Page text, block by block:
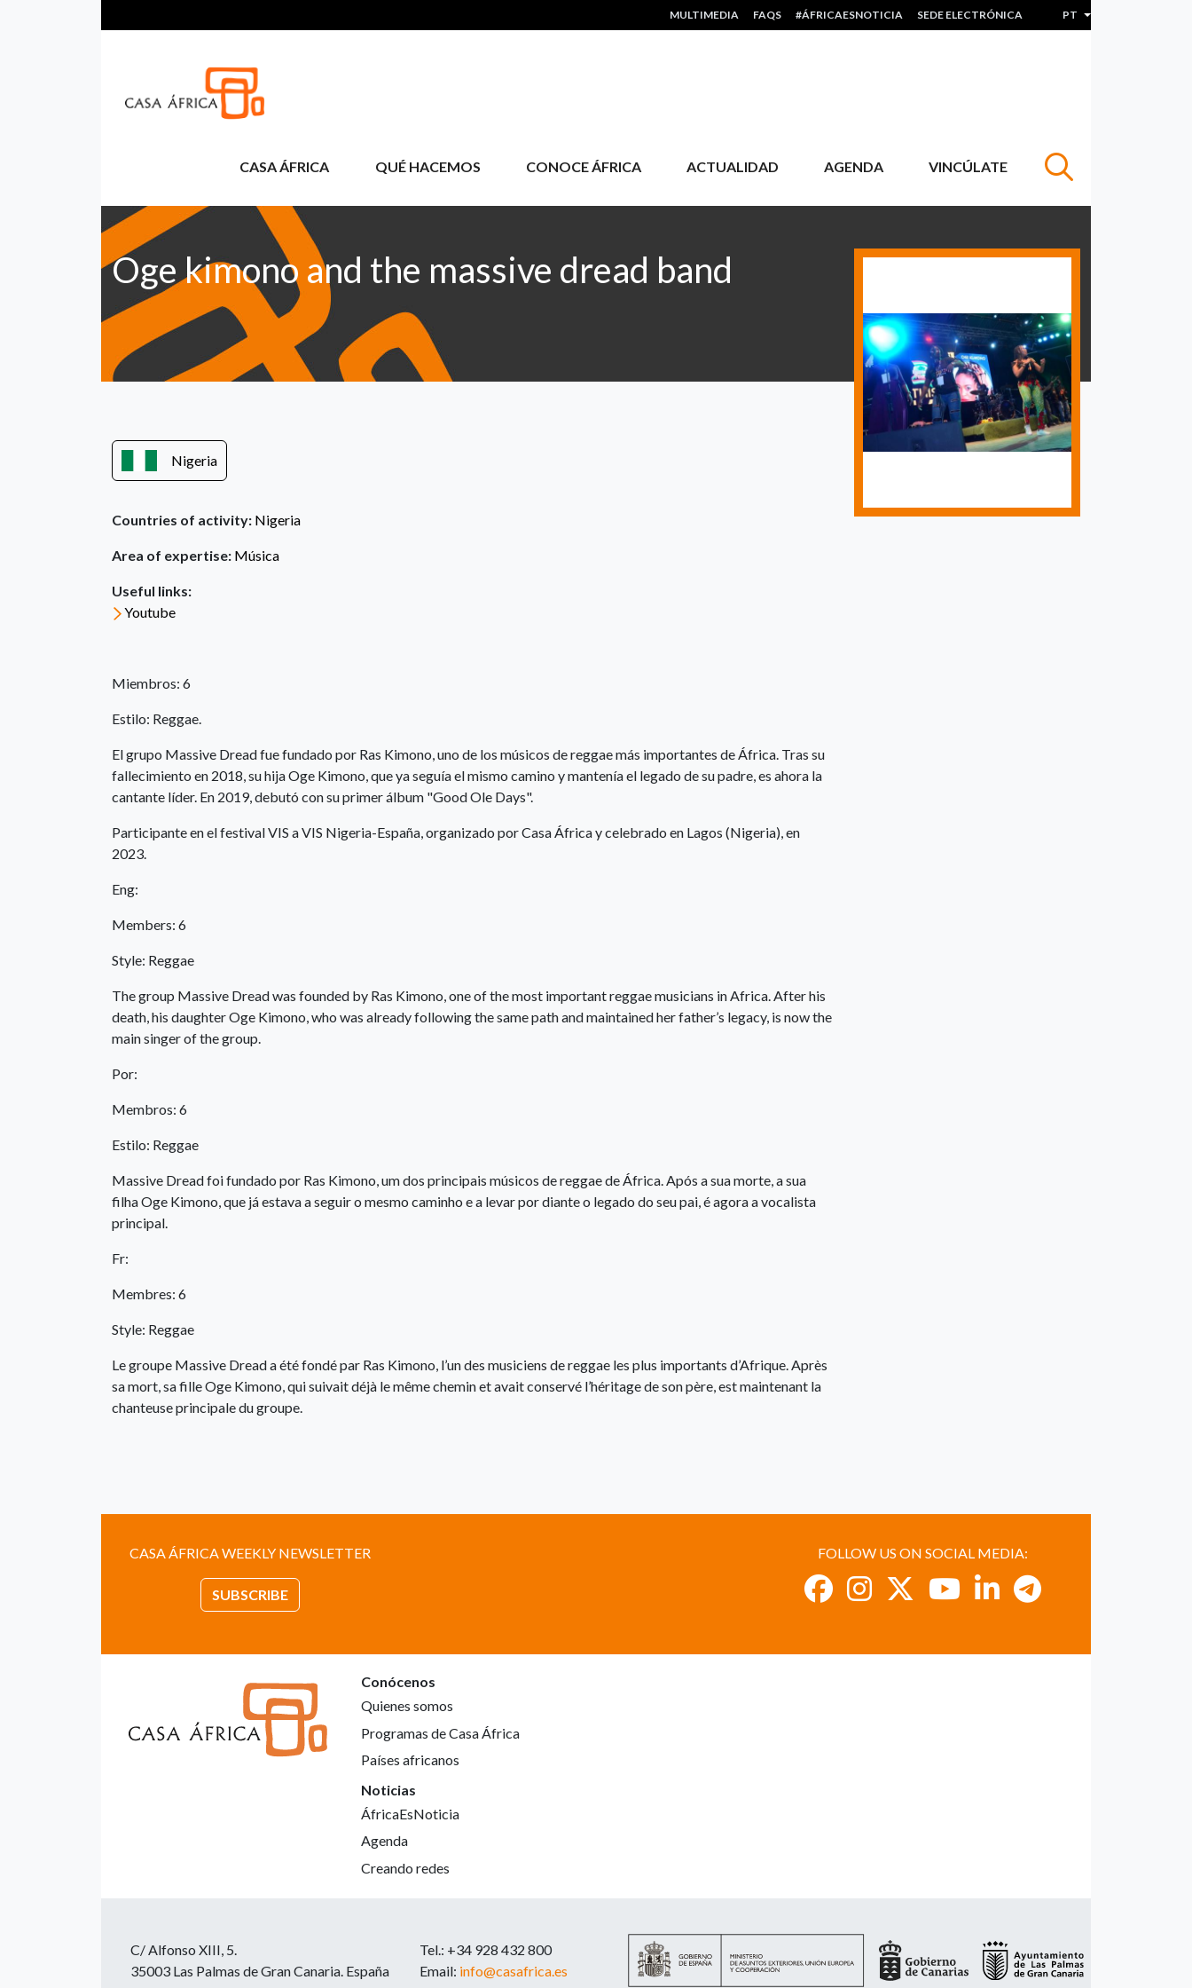
HEADER MENU
MULTIMEDIA FAQS #ÁFRICAESNOTICIA SEDE ELECTRÓNICA PT Lista de ações
CASA ÁFRICA QUÉ HACEMOS CONOCE ÁFRICA ACTUALIDAD AGENDA VINCÚLATE
Oge kimono and the massive dread band
Nigeria
Countries of activity: Nigeria
Area of expertise: Música
Useful links:
Youtube
Miembros: 6
Estilo: Reggae.
El grupo Massive Dread fue fundado por Ras Kimono, uno de los músicos de reggae más importantes de África. Tras su
fallecimiento en 2018, su hija Oge Kimono, que ya seguía el mismo camino y mantenía el legado de su padre, es ahora la
cantante líder. En 2019, debutó con su primer álbum "Good Ole Days".
Participante en el festival VIS a VIS Nigeria-España, organizado por Casa África y celebrado en Lagos (Nigeria), en
2023.
Eng:
Members: 6
Style: Reggae
The group Massive Dread was founded by Ras Kimono, one of the most important reggae musicians in Africa. After his
death, his daughter Oge Kimono, who was already following the same path and maintained her father’s legacy, is now the
main singer of the group.
Por:
Membros: 6
Estilo: Reggae
Massive Dread foi fundado por Ras Kimono, um dos principais músicos de reggae de África. Após a sua morte, a sua
filha Oge Kimono, que já estava a seguir o mesmo caminho e a levar por diante o legado do seu pai, é agora a vocalista
principal.
Fr:
Membres: 6
Style: Reggae
Le groupe Massive Dread a été fondé par Ras Kimono, l’un des musiciens de reggae les plus importants d’Afrique. Après
sa mort, sa fille Oge Kimono, qui suivait déjà le même chemin et avait conservé l’héritage de son père, est maintenant la
chanteuse principale du groupe.
CASA ÁFRICA WEEKLY NEWSLETTER
SUBSCRIBE
FOLLOW US ON SOCIAL MEDIA:
Conócenos
Quienes somos
Programas de Casa África
Países africanos
Noticias
ÁfricaEsNoticia
Agenda
Creando redes
C/ Alfonso XIII, 5.
35003 Las Palmas de Gran Canaria. España
Tel.: +34 928 432 800
Email: info@casafrica.es